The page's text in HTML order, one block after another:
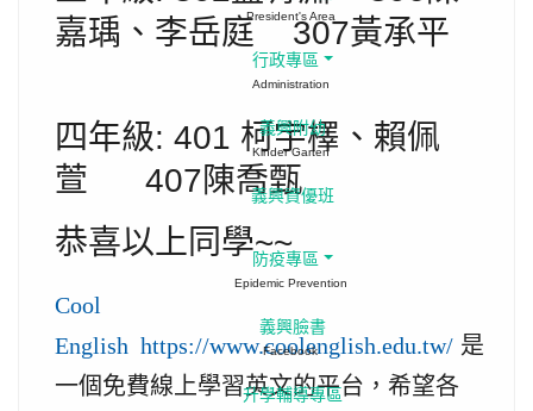
嘉瑀、李岳庭 307黃承平
四年級: 401 柯宇檡、賴佩
萱 407陳喬甄
恭喜以上同學~~
Cool
English https://www.coolenglish.edu.tw/ 是
一個免費線上學習英文的平台，希望各
President's Area
行政專區
Administration
義興附幼
Kinder Garten
義興資優班
防疫專區
Epidemic Prevention
義興臉書
Facebook
升學輔導專區